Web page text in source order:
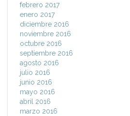
febrero 2017
enero 2017
diciembre 2016
noviembre 2016
octubre 2016
septiembre 2016
agosto 2016
julio 2016
junio 2016
mayo 2016
abril 2016
marzo 2016